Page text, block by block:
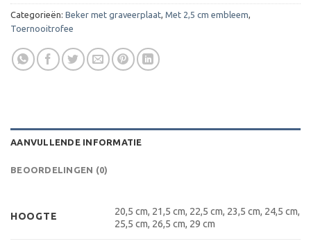
Categorieën: Beker met graveerplaat, Met 2,5 cm embleem,
Toernooitrofee
AANVULLENDE INFORMATIE
BEOORDELINGEN (0)
HOOGTE
20,5 cm, 21,5 cm, 22,5 cm, 23,5 cm, 24,5 cm,
25,5 cm, 26,5 cm, 29 cm